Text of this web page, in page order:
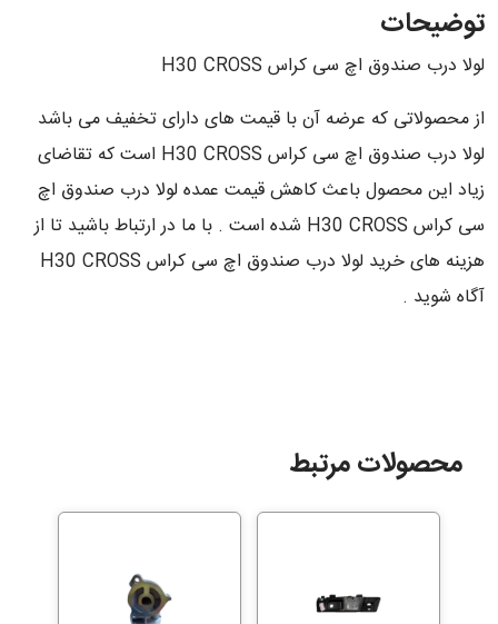
توضیحات
لولا درب صندوق اچ سی کراس H30 CROSS
از محصولاتی که عرضه آن با قیمت های دارای تخفیف می باشد
لولا درب صندوق اچ سی کراس H30 CROSS است که تقاضای
زیاد این محصول باعث کاهش قیمت عمده لولا درب صندوق اچ
سی کراس H30 CROSS شده است . با ما در ارتباط باشید تا از
هزینه های خرید لولا درب صندوق اچ سی کراس H30 CROSS
آگاه شوید .
محصولات مرتبط